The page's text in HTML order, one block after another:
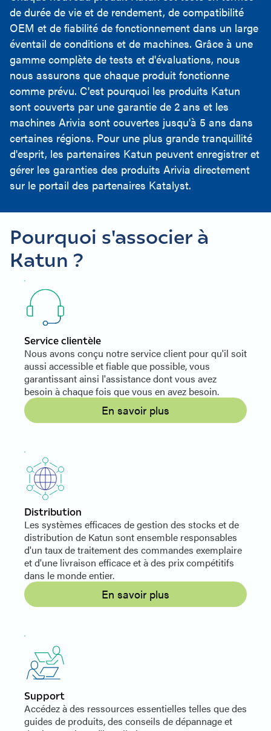
de durée de vie et de rendement, de compatibilité
OEM et de fiabilité de fonctionnement dans un large
éventail de conditions et de machines. Grâce à une
gamme complète de tests et d'évaluations, nous
nous assurons que chaque produit fonctionne
comme prévu. C'est pourquoi les produits Katun
sont couverts par une garantie de 2 ans et les
machines Arivia sont couvertes jusqu'à 5 ans dans
certaines régions. Pour une plus grande tranquillité
d'esprit, les partenaires Katun peuvent enregistrer et
gérer les garanties des produits Arivia directement
sur le portail des partenaires Katalyst.
Pourquoi s'associer à
Katun ?
Service clientèle
Nous avons conçu notre service client pour qu'il soit
aussi accessible et fiable que possible, vous
garantissant ainsi l'assistance dont vous avez
besoin à chaque fois que vous en avez besoin.
En savoir plus
Distribution
Les systèmes efficaces de gestion des stocks et de
distribution de Katun sont ensemble responsables
d'un taux de traitement des commandes exemplaire
et d'une livraison efficace et à des prix compétitifs
dans le monde entier.
En savoir plus
Support
Accédez à des ressources essentielles telles que des
guides de produits, des conseils de dépannage et